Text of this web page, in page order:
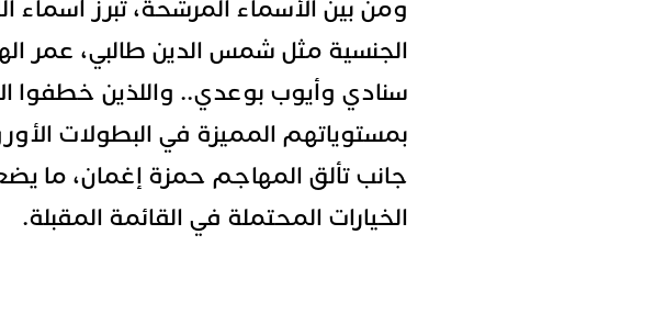
ومن بين الأسماء المرشحة، تبرز أسماء
الجنسية مثل شمس الدين طالبي، عمر
سنادي وأيوب بوعدي.. واللذين خطفوا
بمستوياتهم المميزة في البطولات
جانب تألق المهاجم حمزة إغمان، ما
الخيارات المحتملة في القائمة المقبلة.